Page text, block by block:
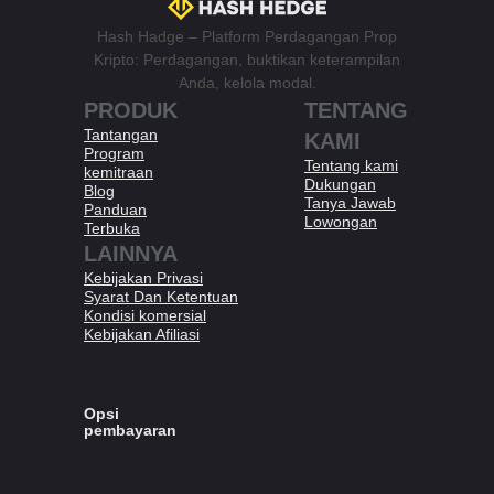
Hash Hadge – Platform Perdagangan Prop
Kripto: Perdagangan, buktikan keterampilan
Anda, kelola modal.
PRODUK
Tantangan
Program
kemitraan
Blog
Panduan
Terbuka
TENTANG
KAMI
Tentang kami
Dukungan
Tanya Jawab
Lowongan
​LAINNYA
Kebijakan Privasi
Syarat Dan Ketentuan​
Kondisi komersial
Kebijakan Afiliasi​
Opsi
pembayaran